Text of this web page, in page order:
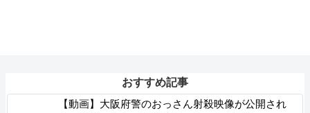
おすすめ記事
【動画】大阪府警のおっさん射殺映像が公開され